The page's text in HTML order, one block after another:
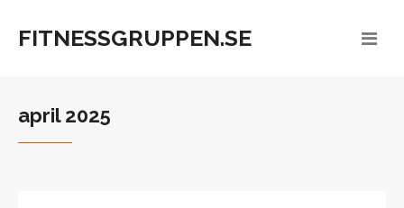
FITNESSGRUPPEN.SE
april 2025